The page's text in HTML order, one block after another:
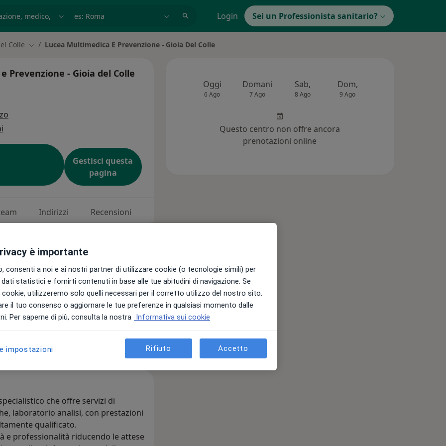
Login Sei un Professionista sanitario?
Colle Cambia città
Lucea Multimedica E Prevenzione - Gioia Del Colle
Prevenzione - Gioia del Colle
Gestisci questa
pagina
Indirizzi Recensioni
Ginecologo
Neurologo
Psicologo
che offre servizi di
laboratorio analisi, con prestazioni
qualificato.
e professionalità riducendo le attese
Oggi
6 Ago
Domani
7 Ago
Sab,
8 Ago
Dom,
9 Ago
Questo centro non offre ancora
prenotazioni online
è importante
consenti a noi e ai nostri partner di utilizzare cookie (o tecnologie simili) per
statistici e fornirti contenuti in base alle tue abitudini di navigazione. Se
utilizzeremo solo quelli necessari per il corretto utilizzo del nostro sito.
il tuo consenso o aggiornare le tue preferenze in qualsiasi momento dalle
Per saperne di più, consulta la nostra Informativa sui cookie
impostazioni Rifiuto Accetto